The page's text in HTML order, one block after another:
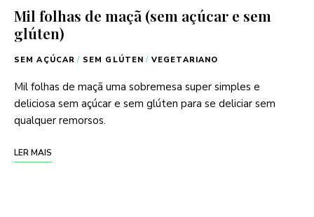
Mil folhas de maçã (sem açúcar e sem
glúten)
SEM AÇÚCAR / SEM GLÚTEN / VEGETARIANO
Mil folhas de maçã uma sobremesa super simples e
deliciosa sem açúcar e sem glúten para se deliciar sem
qualquer remorsos.
LER MAIS